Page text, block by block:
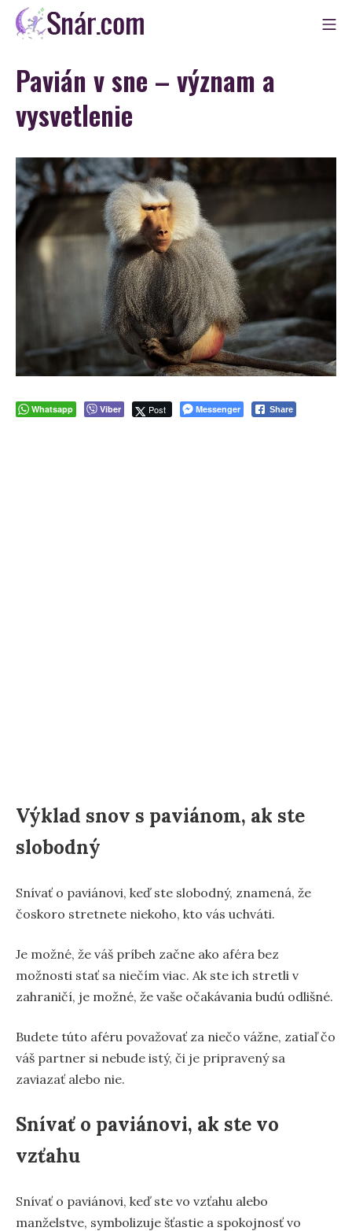
Skip
Snár
Pavián v sne – význam a
vysvetlenie
Whatsapp Viber Post Messenger Share
Výklad snov s paviánom, ak ste
slobodný
Snívať o paviánovi, keď ste slobodný, znamená, že
čoskoro stretnete niekoho, kto vás uchváti.
Je možné, že váš príbeh začne ako aféra bez
možnosti stať sa niečím viac. Ak ste ich stretli v
zahraničí, je možné, že vaše očakávania budú odlišné.
Budete túto aféru považovať za niečo vážne, zatiaľ čo
váš partner si nebude istý, či je pripravený sa
zaviazať alebo nie.
Snívať o paviánovi, ak ste vo
vzťahu
Snívať o paviánovi, keď ste vo vzťahu alebo
manželstve, symbolizuje šťastie a spokojnosť vo